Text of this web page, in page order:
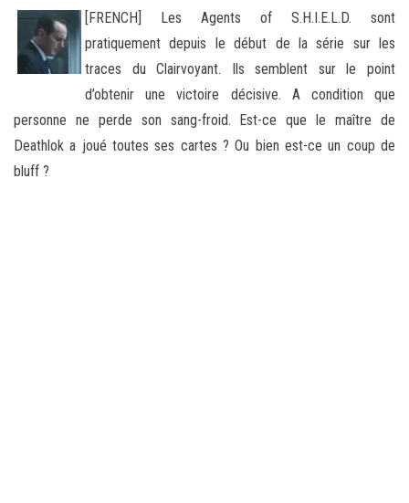
[FRENCH] Les Agents of S.H.I.E.L.D. sont
pratiquement depuis le début de la série sur les
traces du Clairvoyant. Ils semblent sur le point
d’obtenir une victoire décisive. A condition que
personne ne perde son sang-froid. Est-ce que le maître de
Deathlok a joué toutes ses cartes ? Ou bien est-ce un coup de
bluff ?